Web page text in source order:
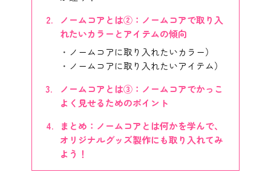
ノームコアとは②：ノームコアで取り入
れたいカラーとアイテムの傾向
ノームコアに取り入れたいカラー）
ノームコアに取り入れたいアイテム）
ノームコアとは③：ノームコアでかっこ
よく見せるためのポイント
まとめ：ノームコアとは何かを学んで、
オリジナルグッズ製作にも取り入れてみ
よう！